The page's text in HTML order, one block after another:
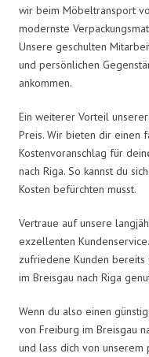
wir beim Möbeltransport
modernste
Unsere geschulten
und persönlichen
ankommen.
Ein weiterer Vorteil
Preis. Wir bieten dir einen
Kostenvoranschlag für
nach Riga. So kannst du
Kosten befürchten musst.
Vertraue auf unsere
exzellenten
zufriedene Kunden
im Breisgau nach Riga
Wenn du also einen
von Freiburg im Breisgau
und lass dich von